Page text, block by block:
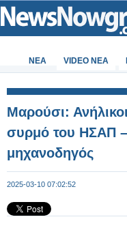
ΝΕΑ VIDEO NEA
Μαρούσι:
συρμό του ΗΣΑΠ
μηχανοδηγός
2025-03-10 07:02:52